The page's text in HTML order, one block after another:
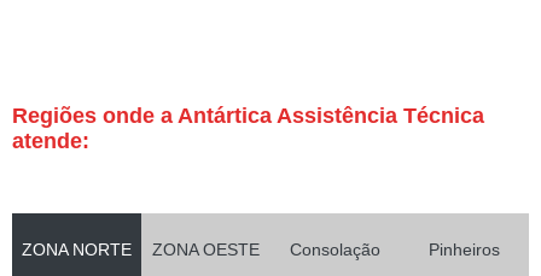
Regiões onde a Antártica Assistência Técnica
atende:
ZONA NORTE ZONA OESTE Consolação Pinheiros